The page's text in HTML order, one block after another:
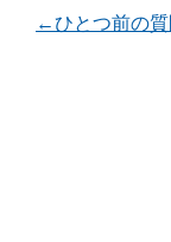
←ひとつ前の質